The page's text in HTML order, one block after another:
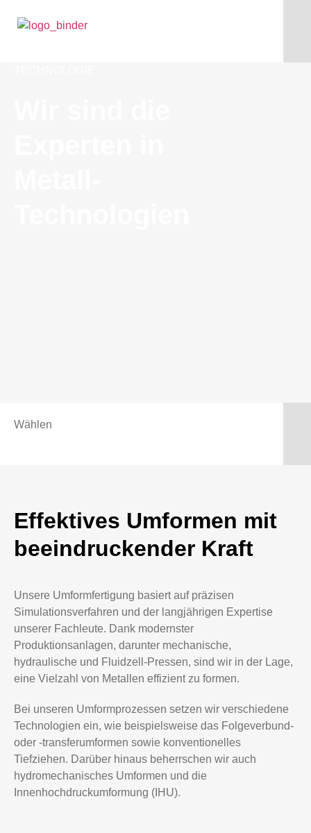
Wählen
Effektives Umformen mit
beeindruckender Kraft
Unsere Umformfertigung basiert auf präzisen
Simulationsverfahren und der langjährigen Expertise
unserer Fachleute. Dank modernster
Produktionsanlagen, darunter mechanische,
hydraulische und Fluidzell-Pressen, sind wir in der Lage,
eine Vielzahl von Metallen effizient zu formen.
Bei unseren Umformprozessen setzen wir verschiedene
Technologien ein, wie beispielsweise das Folgeverbund-
oder -transferumformen sowie konventionelles
Tiefziehen. Darüber hinaus beherrschen wir auch
hydromechanisches Umformen und die
Innenhochdruckumformung (IHU).